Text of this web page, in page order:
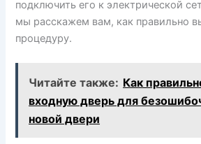
подключить его к электрической
мы расскажем вам, как правильно
процедуру.
Читайте также: Как
входную дверь для
новой двери